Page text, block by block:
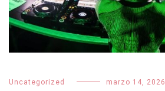
Uncategorized marzo 14, 2026